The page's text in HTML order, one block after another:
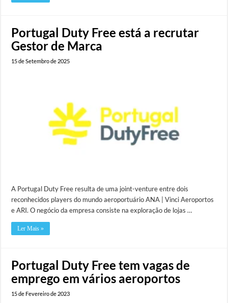
Portugal Duty Free está a recrutar
Gestor de Marca
15 de Setembro de 2025
A Portugal Duty Free resulta de uma joint-venture entre dois
reconhecidos players do mundo aeroportuário ANA | Vinci Aeroportos
e ARI. O negócio da empresa consiste na exploração de lojas …
Ler Mais »
Portugal Duty Free tem vagas de
emprego em vários aeroportos
15 de Fevereiro de 2023